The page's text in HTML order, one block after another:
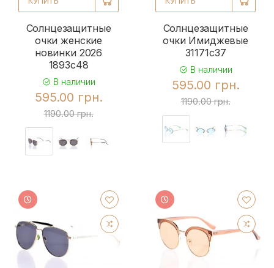
Солнцезащитные
очки женские
новинки 2026
1893c48
В наличии
595.00 грн.
1190.00 грн.
Солнцезащитные
очки Имиджевые
31171c37
В наличии
595.00 грн.
1190.00 грн.